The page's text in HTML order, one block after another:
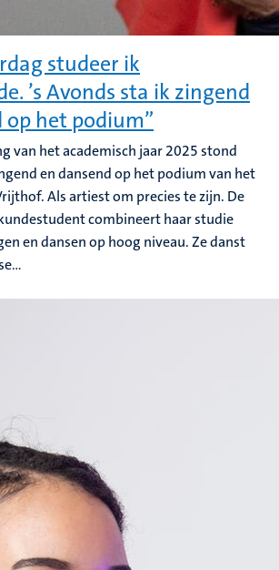
studeer ik
’s Avonds sta ik zingend
op het podium”
van het academisch jaar 2025 stond
en dansend op het podium van het
Als artiest om precies te zijn. De
combineert haar studie
en dansen op hoog niveau. Ze danst